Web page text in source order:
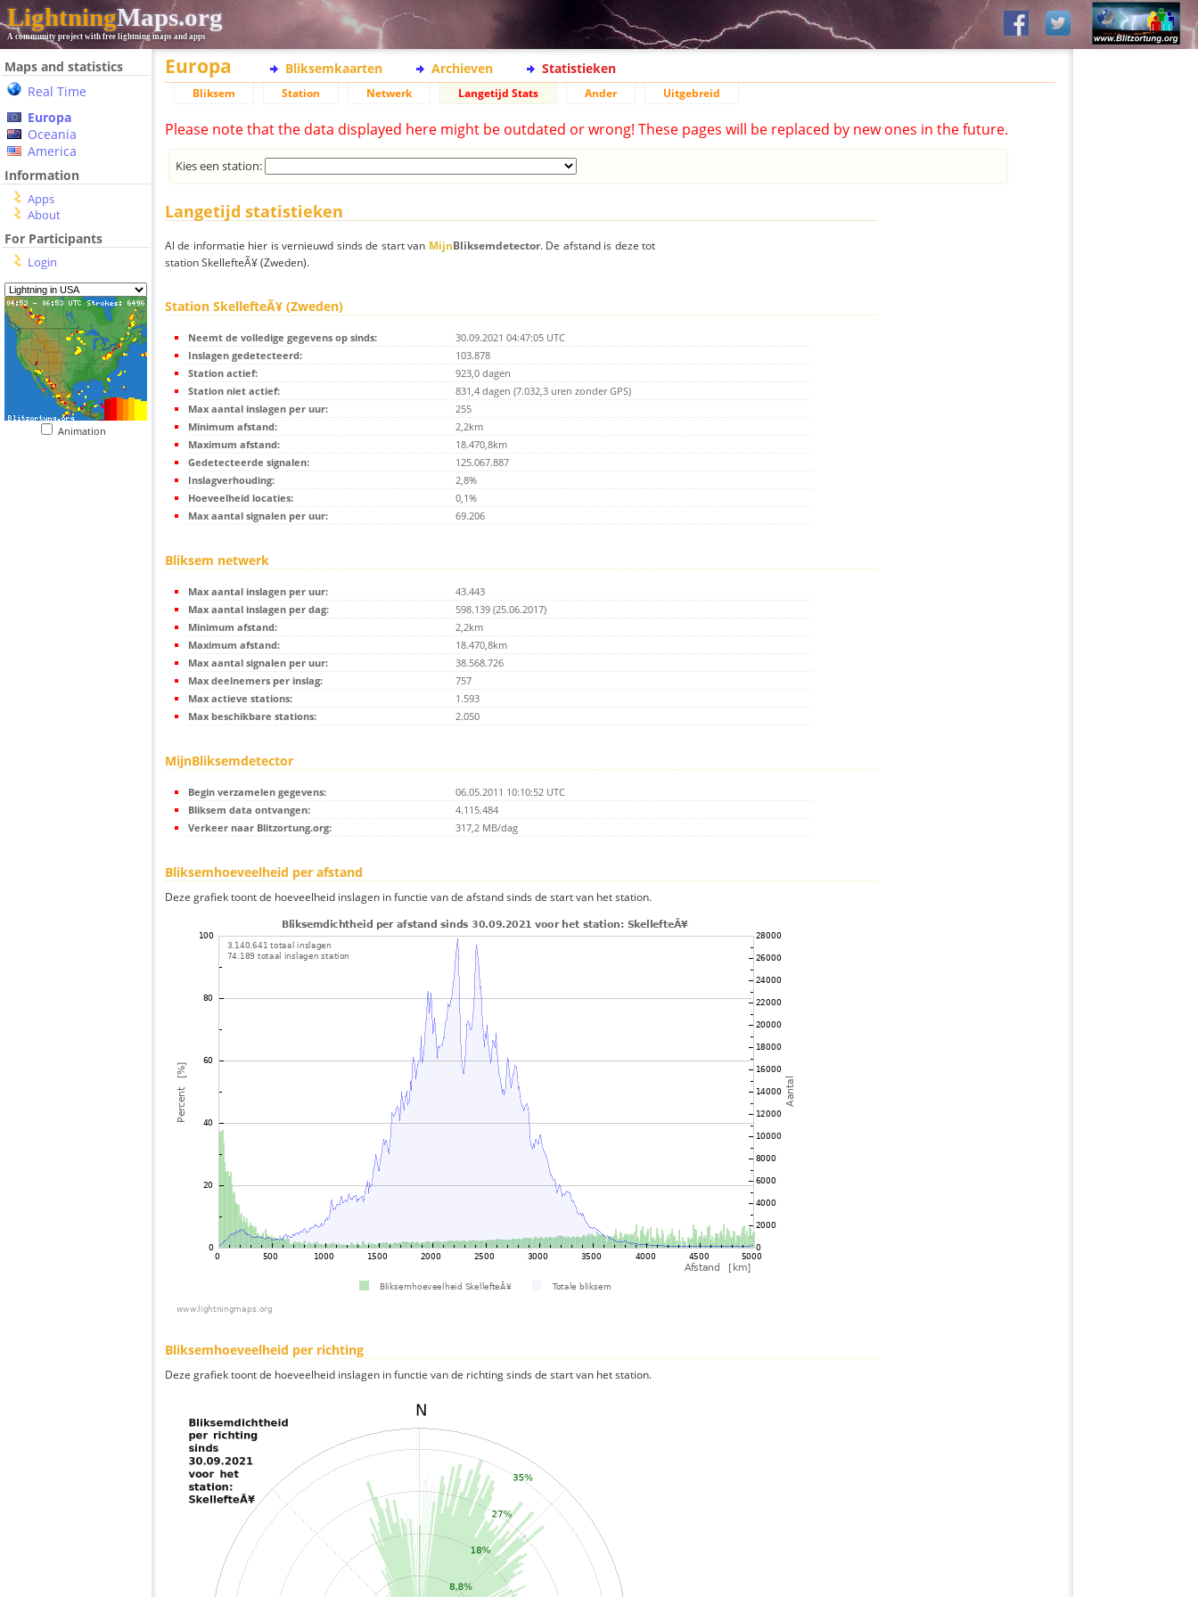
LightningMaps.org
A community project with free lightning maps and apps
Maps and statistics
Real Time
Europa
Oceania
America
Information
Apps
About
For Participants
Login
Animation
Europa Bliksemkaarten Archieven Statistieken
Bliksem Station Netwerk Langetijd Stats Ander Uitgebreid
Please note that the data displayed here might be outdated or wrong! These pages will be replaced by new ones in the future.
Kies een station:
Langetijd statistieken
Al de informatie hier is vernieuwd sinds de start van MijnBliksemdetector. De afstand is deze tot
station SkellefteÃ¥ (Zweden).
Station SkellefteÃ¥ (Zweden)
Neemt de volledige gegevens op sinds:
30.09.2021 04:47:05 UTC
Inslagen gedetecteerd:
103.878
Station actief:
923,0 dagen
Station niet actief:
831,4 dagen (7.032,3 uren zonder GPS)
Max aantal inslagen per uur:
255
Minimum afstand:
2,2km
Maximum afstand:
18.470,8km
Gedetecteerde signalen:
125.067.887
Inslagverhouding:
2,8%
Hoeveelheid locaties:
0,1%
Max aantal signalen per uur:
69.206
Bliksem netwerk
Max aantal inslagen per uur:
43.443
Max aantal inslagen per dag:
598.139 (25.06.2017)
Minimum afstand:
2,2km
Maximum afstand:
18.470,8km
Max aantal signalen per uur:
38.568.726
Max deelnemers per inslag:
757
Max actieve stations:
1.593
Max beschikbare stations:
2.050
MijnBliksemdetector
Begin verzamelen gegevens:
06.05.2011 10:10:52 UTC
Bliksem data ontvangen:
4.115.484
Verkeer naar Blitzortung.org:
317,2 MB/dag
Bliksemhoeveelheid per afstand
Deze grafiek toont de hoeveelheid inslagen in functie van de afstand sinds de start van het station.
Bliksemhoeveelheid per richting
Deze grafiek toont de hoeveelheid inslagen in functie van de richting sinds de start van het station.